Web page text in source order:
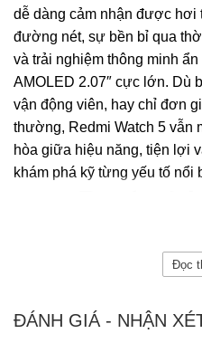
dễ dàng cảm nhận được hơi
đường nét, sự bền bỉ qua
và trải nghiệm thông minh
AMOLED 2.07″ cực lớn. Dù
vận động viên, hay chỉ đơn
thường, Redmi Watch 5 vẫn
hòa giữa hiệu năng, tiện lợi
khám phá kỹ từng yếu tố nổi
Đọc
ĐÁNH GIÁ - NHẬN